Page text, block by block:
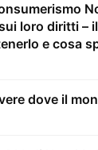
loro diritti –
e cosa
dove il